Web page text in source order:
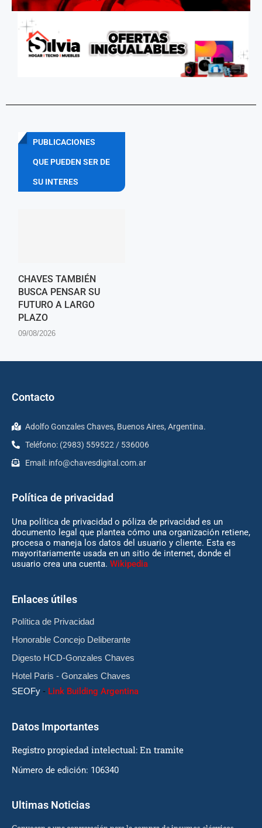
PUBLICACIONES
QUE PUEDEN SER DE
SU INTERES
CHAVES TAMBIÉN
BUSCA PENSAR SU
FUTURO A LARGO
PLAZO
09/08/2026
Contacto
Adolfo Gonzales Chaves, Buenos Aires, Argentina.
Teléfono: (2983) 559522 / 536006
Email: info@chavesdigital.com.ar
Política de privacidad
Una política de privacidad o póliza de privacidad es un
documento legal que plantea cómo una organización retiene,
procesa o maneja los datos del usuario y cliente. Esta es
mayoritariamente usada en un sitio de internet, donde el
usuario crea una cuenta. Wikipedia
Enlaces útiles
Política de Privacidad
Honorable Concejo Deliberante
Digesto HCD-Gonzales Chaves
Hotel Paris - Gonzales Chaves
SEOFy - Link Building Argentina
Datos Importantes
Registro propiedad intelectual: En tramite
Número de edición: 106340
Ultimas Noticias